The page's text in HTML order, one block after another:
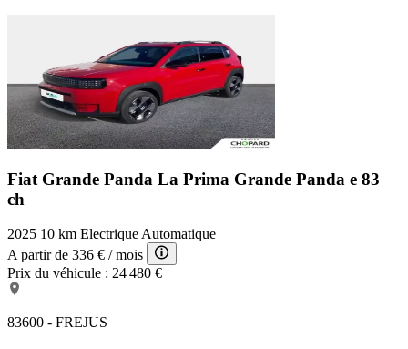
Fiat Grande Panda La Prima Grande Panda e 83
ch
2025 10 km Electrique Automatique
A partir de 336 € / mois
Prix du véhicule : 24 480 €
83600 - FREJUS